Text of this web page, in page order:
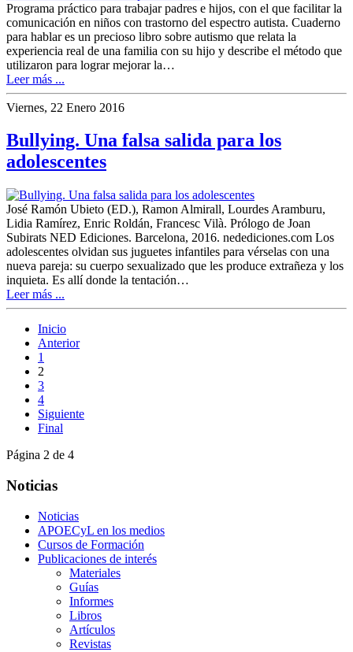
Programa práctico para trabajar padres e hijos, con el que facilitar la
comunicación en niños con trastorno del espectro autista. Cuaderno
para hablar es un precioso libro sobre autismo que relata la
experiencia real de una familia con su hijo y describe el método que
utilizaron para lograr mejorar la…
Leer más ...
Viernes, 22 Enero 2016
Bullying. Una falsa salida para los
adolescentes
José Ramón Ubieto (ED.), Ramon Almirall, Lourdes Aramburu,
Lidia Ramírez, Enric Roldán, Francesc Vilà. Prólogo de Joan
Subirats NED Ediciones. Barcelona, 2016. nedediciones.com Los
adolescentes olvidan sus juguetes infantiles para vérselas con una
nueva pareja: su cuerpo sexualizado que les produce extrañeza y los
inquieta. Es allí donde la tentación…
Leer más ...
Inicio
Anterior
1
2
3
4
Siguiente
Final
Página 2 de 4
Noticias
Noticias
APOECyL en los medios
Cursos de Formación
Publicaciones de interés
Materiales
Guías
Informes
Libros
Artículos
Revistas